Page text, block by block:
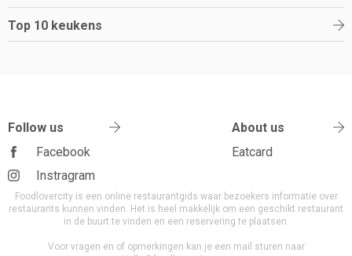
Top 10 keukens
Follow us
Facebook
Instragram
About us
Eatcard
Foodlovercity is een online restaurantgids waar bezoekers informatie over
restaurants kunnen vinden. Het is heel makkelijk om een geschikt restaurant
in de buurt te vinden en een reservering te plaatsen.
Voor vragen en of opmerkingen kan je een mail sturen naar